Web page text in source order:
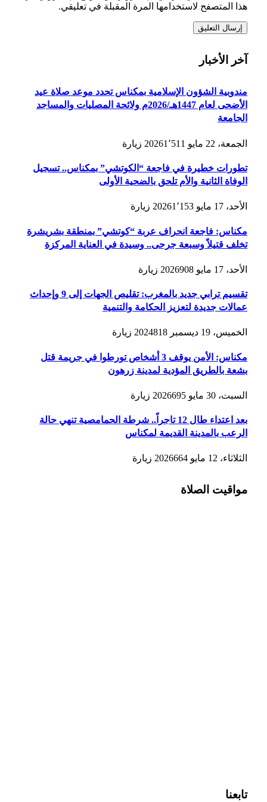
هذا المتصفح لاستخدامها المرة المقبلة في تعليقي.
آخر الأخبار
مندوبية الشؤون الإسلامية بمكناس تحدد موعد صلاة عيد
الأضحى لعام 1447هـ/2026م ولائحة المصليات والمساجد
الجامعة
الجمعة، 22 مايو 2026 1٬511 زيارة
تطورات خطيرة في فاجعة “الكوتشي” بمكناس.. تسجيل
الوفاة الثانية والأم تلحق بالضحية الأولى
الأحد، 17 مايو 2026 1٬153 زيارة
مكناس: فاجعة انحراف عربة “كوتشي” بمنطقة بشريشرة
تخلف قتيلاً وسبعة جرحى.. وسيدة في العناية المركزة
الأحد، 17 مايو 2026 908 زيارة
تقسيم ترابي جديد بالمغرب: تقليص الجهات إلى 9 وإحداث
عمالات جديدة لتعزيز الحكامة والتنمية
الخميس، 19 ديسمبر 2024 818 زيارة
مكناس: الأمن يوقف 3 أشخاص تورطوا في جريمة قتل
بشعة بالطريق المؤدية لمدينة زرهون
السبت، 30 مايو 2026 695 زيارة
بعد اعتداء طال 12 تاجراً.. شرطة الحمامصية تنهي حالة
الرعب بالمدينة القديمة لمكناس
الثلاثاء، 12 مايو 2026 664 زيارة
مواقيت الصلاة
تابعنا